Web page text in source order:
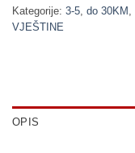
Kategorije: 3-5 do 30KM
VJEŠTINE
OPIS